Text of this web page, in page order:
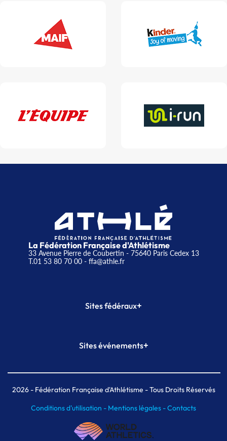
La Fédération Française d'Athlétisme
33 Avenue Pierre de Coubertin - 75640 Paris Cedex 13
T.01 53 80 70 00- ffa@athle.fr
Sites fédéraux+
Plateforme Formation
Sites événements+
Meeting de Paris indoor
MAIF Ekiden de Paris
2026- Fédération Française d'Athlétisme - Tous Droits Réservés
Conditions d'utilisation - Mentions légales -Contacts